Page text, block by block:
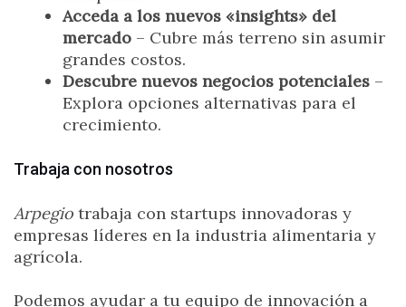
Acceda a los nuevos «insights» del
mercado – Cubre más terreno sin asumir
grandes costos.
Descubre nuevos negocios potenciales –
Explora opciones alternativas para el
crecimiento.
Trabaja con nosotros
Arpegio trabaja con startups innovadoras y
empresas líderes en la industria alimentaria y
agrícola.
Podemos ayudar a tu equipo de innovación a